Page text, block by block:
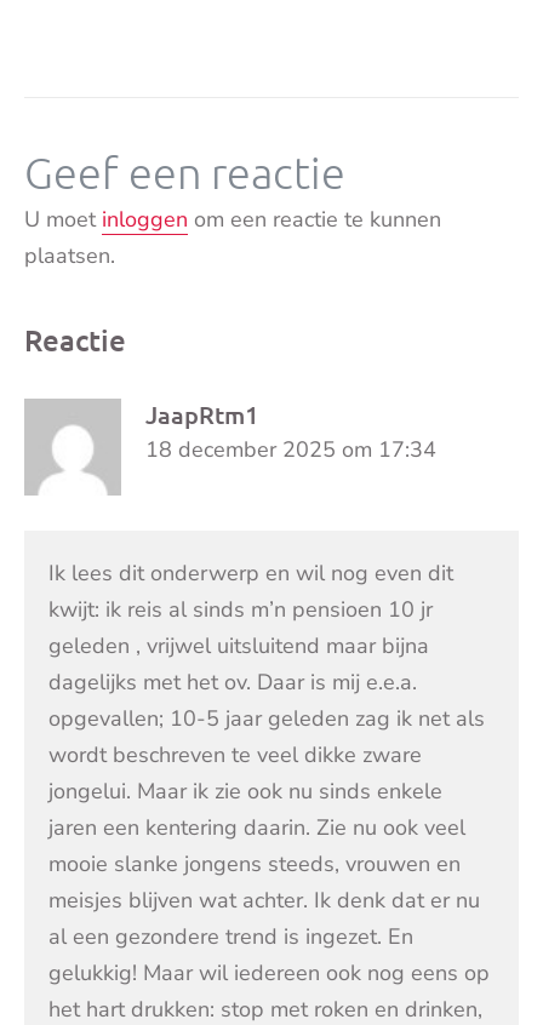
Geef een reactie
U moet inloggen om een reactie te kunnen
plaatsen.
Reactie
JaapRtm1
18 december 2025 om 17:34
Ik lees dit onderwerp en wil nog even dit
kwijt: ik reis al sinds m’n pensioen 10 jr
geleden , vrijwel uitsluitend maar bijna
dagelijks met het ov. Daar is mij e.e.a.
opgevallen; 10-5 jaar geleden zag ik net als
wordt beschreven te veel dikke zware
jongelui. Maar ik zie ook nu sinds enkele
jaren een kentering daarin. Zie nu ook veel
mooie slanke jongens steeds, vrouwen en
meisjes blijven wat achter. Ik denk dat er nu
al een gezondere trend is ingezet. En
gelukkig! Maar wil iedereen ook nog eens op
het hart drukken: stop met roken en drinken,